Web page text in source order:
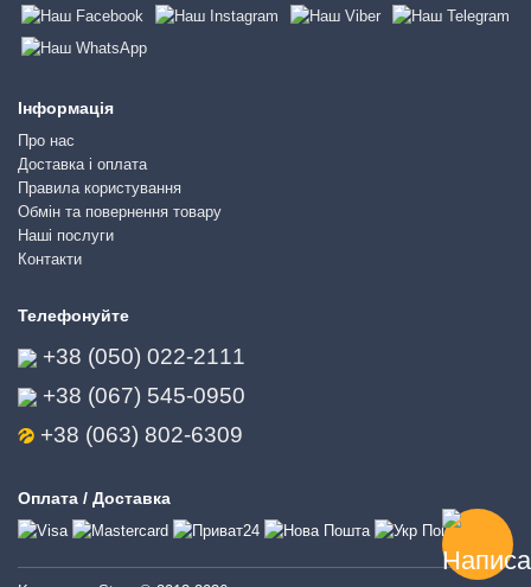
Інформація
Про нас
Доставка і оплата
Правила користування
Обмін та повернення товару
Наші послуги
Контакти
Телефонуйте
+38 (050) 022-2111
+38 (067) 545-0950
+38 (063) 802-6309
Оплата / Доставка